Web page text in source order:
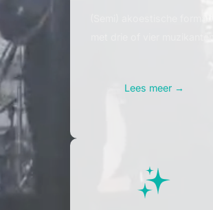
Lees meer →